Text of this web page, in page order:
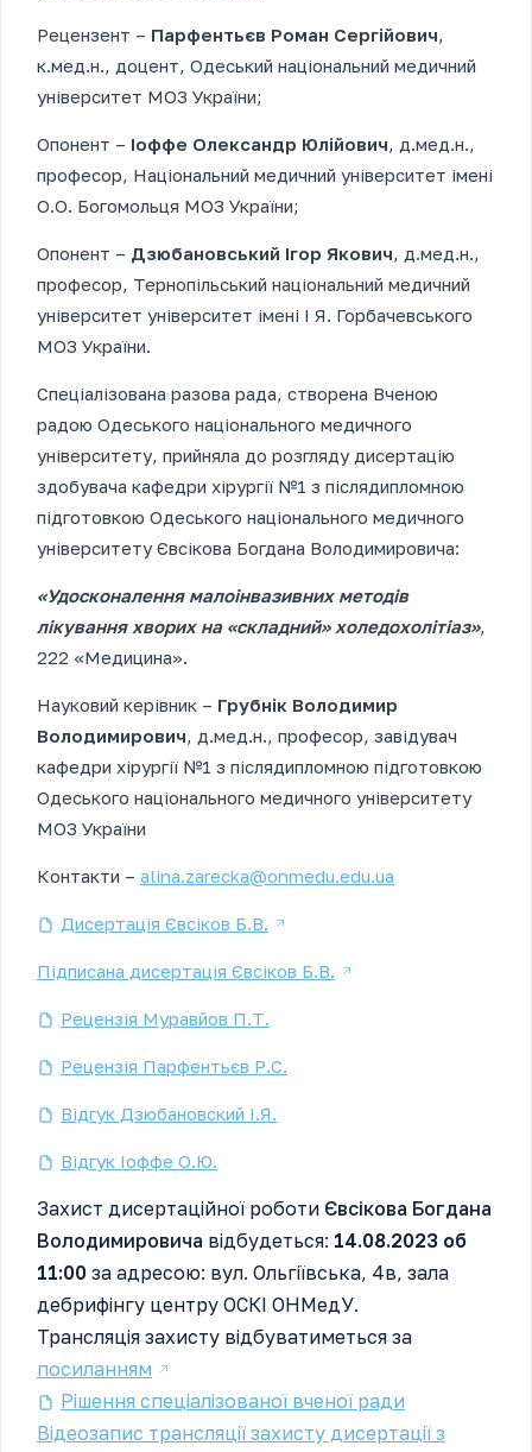
Рецензент – Парфентьєв Роман Сергійович,
к.мед.н., доцент, Одеський національний медичний
університет МОЗ України;
Опонент – Іоффе Олександр Юлійович, д.мед.н.,
професор, Національний медичний університет імені
О.О. Богомольця МОЗ України;
Опонент – Дзюбановський Ігор Якович, д.мед.н.,
професор, Тернопільський національний медичний
університет університет імені І Я. Горбачевського
МОЗ України.
Спеціалізована разова рада, створена Вченою
радою Одеського національного медичного
університету, прийняла до розгляду дисертацію
здобувача кафедри хірургії №1 з післядипломною
підготовкою Одеського національного медичного
університету Євсікова Богдана Володимировича:
«Удосконалення малоінвазивних методів
лікування хворих на «складний» холедохолітіаз»,
222 «Медицина».
Науковий керівник – Грубнік Володимир
Володимирович, д.мед.н., професор, завідувач
кафедри хірургії №1 з післядипломною підготовкою
Одеського національного медичного університету
МОЗ України
Контакти – alina.zarecka@onmedu.edu.ua
Дисертація Євсіков Б.В.
Підписана дисертація Євсіков Б.В.
Рецензія Муравйов П.Т.
Рецензія Парфентьєв Р.С.
Відгук Дзюбановский І.Я.
Відгук Іоффе О.Ю.
Захист дисертаційної роботи Євсікова Богдана
Володимировича відбудеться: 14.08.2023 об
11:00 за адресою: вул. Ольгіївська, 4в, зала
дебрифінгу центру ОСКІ ОНМедУ.
Трансляція захисту відбуватиметься за
посиланням
Рішення спеціалізованої вченої ради
Відеозапис трансляції захисту дисертації з